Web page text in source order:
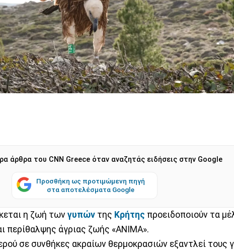
άρθρα του CNN Greece όταν αναζητάς ειδήσεις στην Google
Προσθήκη ως προτιμώμενη πηγή
στα αποτελέσματα Google
η ζωή των γυπών της Κρήτης προειδοποιούν τα
περίθαλψης άγριας ζωής «ΑΝΙΜΑ».
σε συνθήκες ακραίων θερμοκρασιών εξαντλεί τους